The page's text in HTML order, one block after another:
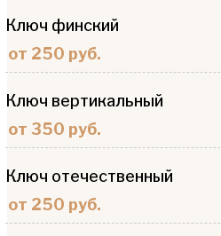
Ключ финский
от 250 руб.
Ключ вертикальный
от 350 руб.
Ключ отечественный
от 250 руб.